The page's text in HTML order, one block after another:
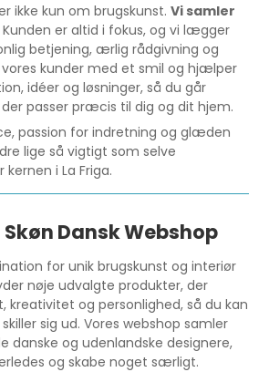
ikke kun om brugskunst.Vi samler
Kunden er altid i fokus, og vi lægger
betjening, ærlig rådgivning og
kunder med et smil og hjælper
idéer og løsninger, så du går
passer præcis til dig og dit hjem.
passion for indretning og glæden
lige så vigtigt som selve
i La Friga.
Skøn Dansk Webshop
for unik brugskunst og interiør
nøje udvalgte produkter, der
kreativitet og personlighed, så du kan
sig ud. Vores webshop samler
danske og udenlandske designere,
og skabe noget særligt.